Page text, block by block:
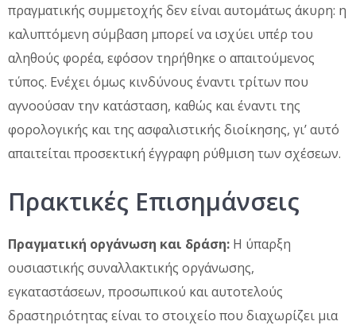
πραγματικής συμμετοχής δεν είναι αυτομάτως άκυρη: η
καλυπτόμενη σύμβαση μπορεί να ισχύει υπέρ του
αληθούς φορέα, εφόσον τηρήθηκε ο απαιτούμενος
τύπος. Ενέχει όμως κινδύνους έναντι τρίτων που
αγνοούσαν την κατάσταση, καθώς και έναντι της
φορολογικής και της ασφαλιστικής διοίκησης, γι’ αυτό
απαιτείται προσεκτική έγγραφη ρύθμιση των σχέσεων.
Πρακτικές Επισημάνσεις
Πραγματική οργάνωση και δράση: Η ύπαρξη
ουσιαστικής συναλλακτικής οργάνωσης,
εγκαταστάσεων, προσωπικού και αυτοτελούς
δραστηριότητας είναι το στοιχείο που διαχωρίζει μια